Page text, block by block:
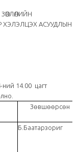
ХЭЛЭЛЦЭХ АСУУДЛЫН
23
14.00 цагт
Зөвшөөрсөн
Б.Баатарзориг